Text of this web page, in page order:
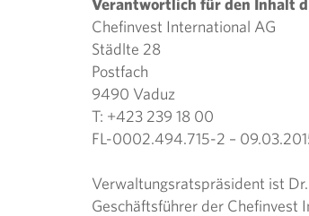
Verantwortlich für den Inhalt
Chefinvest International AG
Städlte 28
Postfach
9490 Vaduz
T: +423 239 18 00
FL-0002.494.715-2 –
Verwaltungsratspräsident ist
Geschäftsführer der Chefinvest